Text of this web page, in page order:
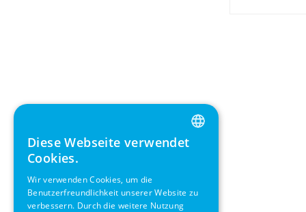
ENGLISH
SWEDISH
Diese Webseite verwendet
Cookies.
Wir verwenden Cookies, um die
Benutzerfreundlichkeit unserer Website zu
verbessern. Durch die weitere Nutzung